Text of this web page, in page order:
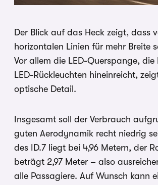
Der Blick auf das Heck zeigt, dass
horizontalen Linien für mehr Breite
Vor allem die LED-Querspange, die
LED-Rückleuchten hineinreicht,
optische Detail.
Insgesamt soll der Verbrauch
guten Aerodynamik recht niedrig
des ID.7 liegt bei 4,96 Metern, der
beträgt 2,97 Meter – also
alle Passagiere. Auf Wunsch kann